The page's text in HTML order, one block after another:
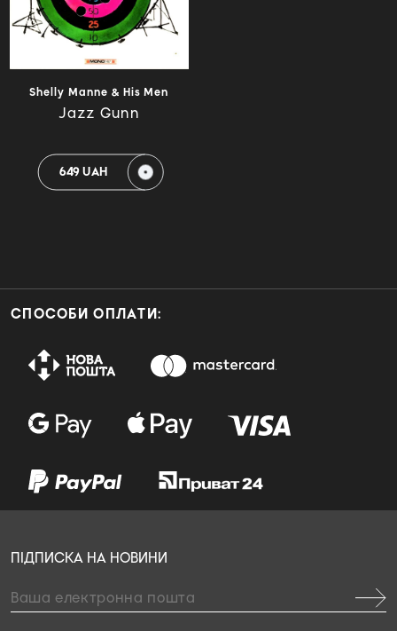
Shelly Manne & His Men
Jazz Gunn
649 UAH
СПОСОБИ ОПЛАТИ:
ПІДПИСКА НА НОВИНИ